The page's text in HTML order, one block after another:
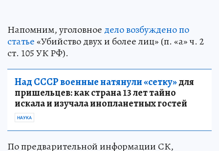
Напомним, уголовное дело возбуждено по
статье«Убийство двух и более лиц» (п. «а» ч. 2
ст. 105 УК РФ).
Над СССР военные натянули «сетку»для
пришельцев: как страна 13 лет тайно
искала и изучала инопланетных гостей
НАУКА
По предварительной информации СК,